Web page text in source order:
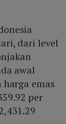
dari level
awal
emas
per